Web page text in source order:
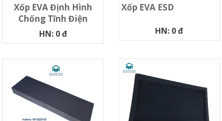
Xốp EVA Định Hình
Chống Tĩnh Điện
HN: 0 đ
Xốp EVA ESD
HN: 0 đ